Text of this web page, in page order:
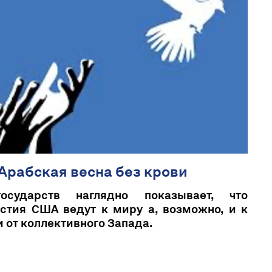
весна без крови
наглядно показывает, что
США ведут к миру а, возможно, и к
коллективного Запада.